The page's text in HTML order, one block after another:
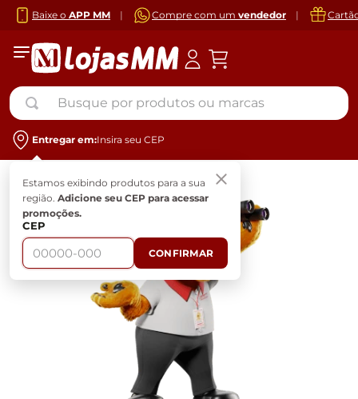
Baixe o APP MM | Compre com um vendedor |
Busque por produtos ou marcas
Entregar em:Insira seu CEP
Estamos exibindo produtos para a sua
região. Adicione seu CEP para acessar
promoções.
CEP
CONFIRMAR